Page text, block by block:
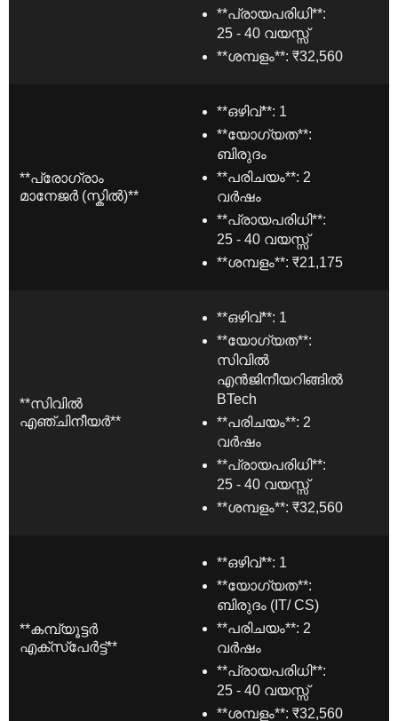
**പ്രായപരിധി**:
25 - 40 വയസ്സ്
**ശമ്പളം**: ₹32,560
**പ്രോഗ്രാം
മാനേജർ (സ്കിൽ)**
**ഒഴിവ്**: 1
**യോഗ്യത**:
ബിരുദം
**പരിചയം**: 2
വർഷം
**പ്രായപരിധി**:
25 - 40 വയസ്സ്
**ശമ്പളം**: ₹21,175
**സിവിൽ
എഞ്ചിനീയർ**
**ഒഴിവ്**: 1
**യോഗ്യത**:
സിവിൽ
എൻജിനീയറിങ്ങിൽ
BTech
**പരിചയം**: 2
വർഷം
**പ്രായപരിധി**:
25 - 40 വയസ്സ്
**ശമ്പളം**: ₹32,560
**കമ്പ്യൂട്ടർ
എക്സ്പേർട്ട്**
**ഒഴിവ്**: 1
**യോഗ്യത**:
ബിരുദം (IT/ CS)
**പരിചയം**: 2
വർഷം
**പ്രായപരിധി**:
25 - 40 വയസ്സ്
**ശമ്പളം**: ₹32,560